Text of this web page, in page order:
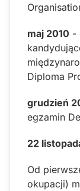
maj 2010 -
Diploma
grudzień
egzamin
22
Od
okupacji)